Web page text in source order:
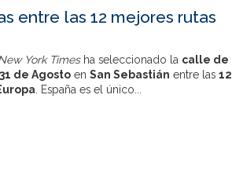
entre las 12 mejores rutas
York Timesha seleccionado la calle de
de Agostoen San Sebastián entre las 12
. España es el único...